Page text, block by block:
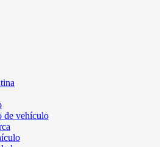
de vehículo